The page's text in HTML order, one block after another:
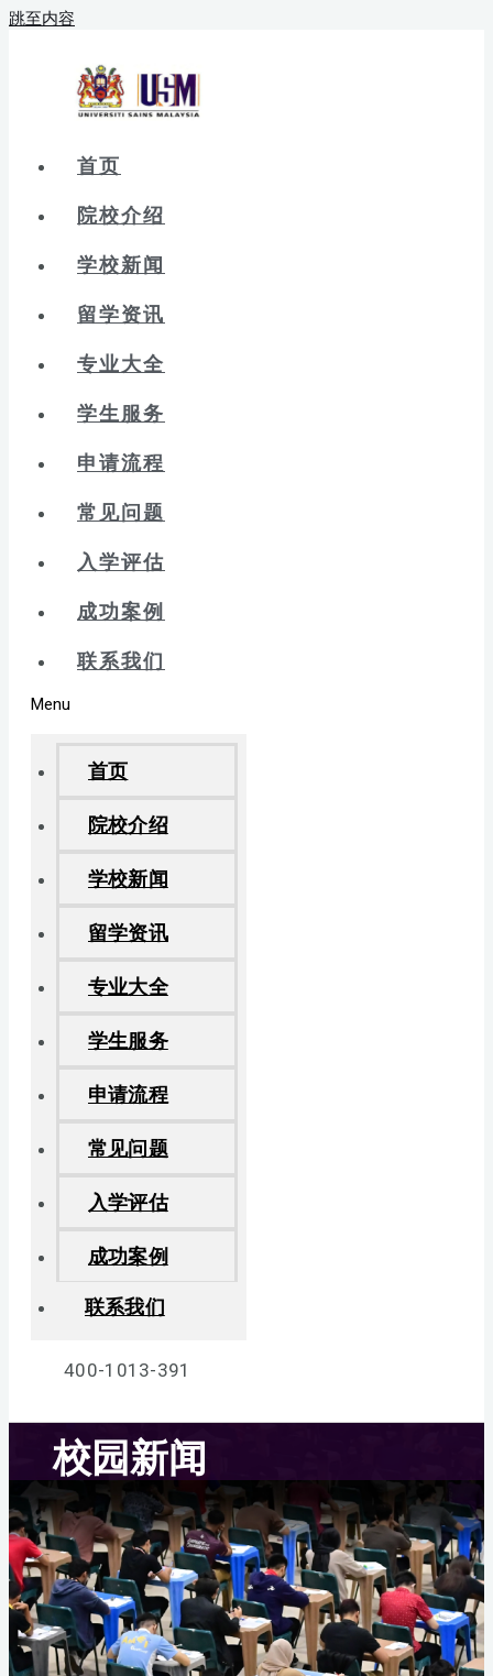
跳至内容
首页
院校介绍
学校新闻
留学资讯
专业大全
学生服务
申请流程
常见问题
入学评估
成功案例
联系我们
Menu
首页
院校介绍
学校新闻
留学资讯
专业大全
学生服务
申请流程
常见问题
入学评估
成功案例
联系我们
400-1013-391
校园新闻